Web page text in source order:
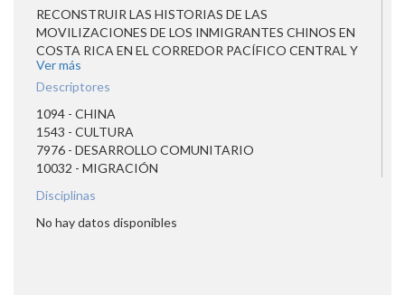
RECONSTRUIR LAS HISTORIAS DE LAS
MOVILIZACIONES DE LOS INMIGRANTES CHINOS EN
COSTA RICA EN EL CORREDOR PACÍFICO CENTRAL Y
SUR-REGIÓN CENTRAL-CARIBE DE 1870 A 1950 CON EL
FIN DE ESTUDIAR SU INCIDENCIA HISTÓRICA, SOCIAL,
Ver más
Descriptores
1094 - CHINA
1543 - CULTURA
7976 - DESARROLLO COMUNITARIO
10032 - MIGRACIÓN
Disciplinas
No hay datos disponibles